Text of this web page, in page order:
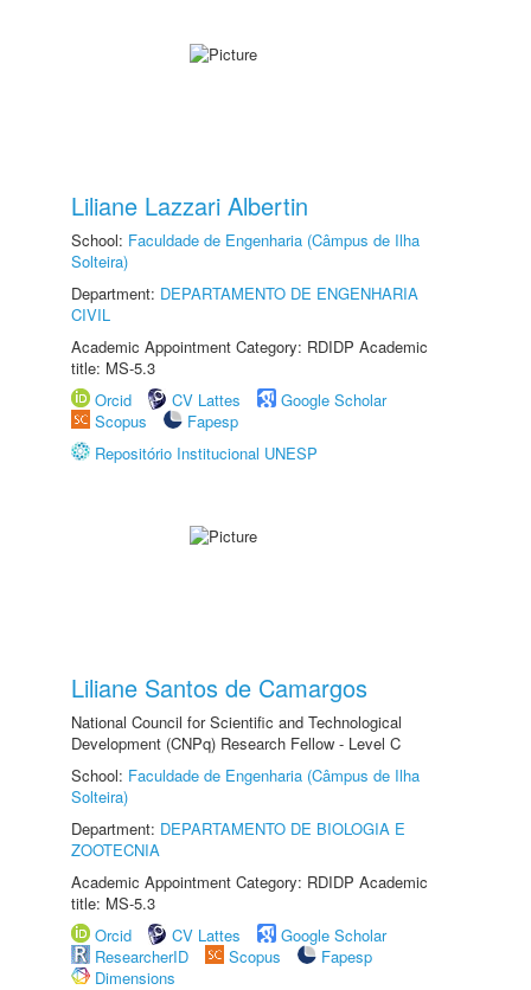
Liliane Lazzari Albertin
School: Faculdade de Engenharia (Câmpus de Ilha
Solteira)
Department: DEPARTAMENTO DE ENGENHARIA
CIVIL
Academic Appointment Category: RDIDP Academic
title: MS-5.3
Orcid
CV Lattes
Google Scholar
Scopus
Fapesp
Repositório Institucional UNESP
Liliane Santos de Camargos
National Council for Scientific and Technological
Development (CNPq) Research Fellow - Level C
School: Faculdade de Engenharia (Câmpus de Ilha
Solteira)
Department: DEPARTAMENTO DE BIOLOGIA E
ZOOTECNIA
Academic Appointment Category: RDIDP Academic
title: MS-5.3
Orcid
CV Lattes
Google Scholar
ResearcherID
Scopus
Fapesp
Dimensions